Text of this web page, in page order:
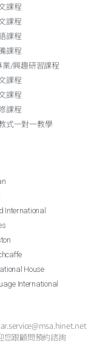
課程
課程
課程
課程
業/興趣研習課程
課程
課程
課程
式一對一教學
International
House
International
您跟顧問預約諮詢